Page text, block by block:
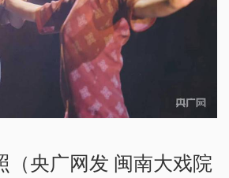
（央广网发 闽南大戏院